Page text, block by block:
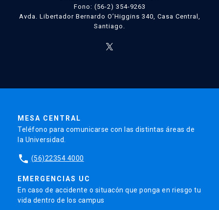
Fono: (56-2) 354-9263
Avda. Libertador Bernardo O’Higgins 340, Casa Central,
Santiago.
MESA CENTRAL
Teléfono para comunicarse con las distintas áreas de
la Universidad.
phone (56)22354 4000
EMERGENCIAS UC
En caso de accidente o situacón que ponga en riesgo tu
vida dentro de los campus